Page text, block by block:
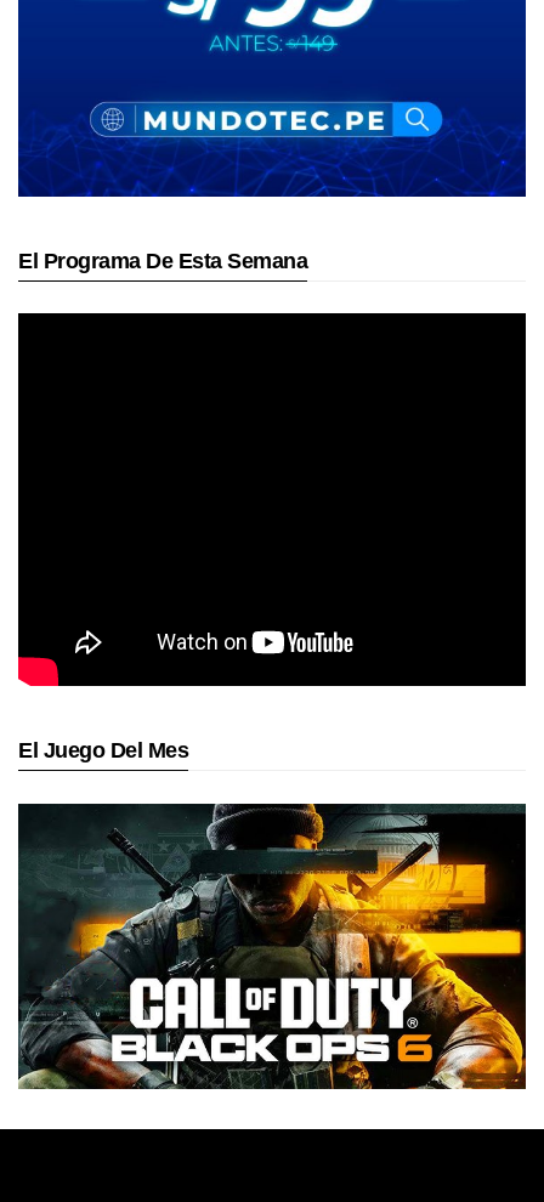
El Programa De Esta Semana
El Juego Del Mes